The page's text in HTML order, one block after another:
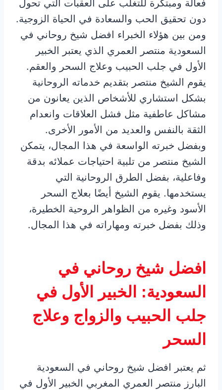
فعالة ومبتكرة للتغلب على العقبات التي تحول
دون تحقيق الحب والسعادة في الحياة الزوجية.
ومن بين هؤلاء الخبراء افضل شيخ روحاني في
السعودية منتصر العمري الذي يعتبر الخبير
الأول في جلب الحبيب وعلاج السحر والعقم.
يقوم الشيخ منتصر بتقديم خدماته الروحانية
بشكل استشاري للأشخاص الذين يعانون من
مشاكل عاطفية مثل فشل العلاقات وانعدام
الثقة بالنفس والعديد من الأمور الأخرى.
وبفضل خبرته الواسعة في هذا المجال، يتمكن
الشيخ منتصر من تلبية احتياجات عملائه بدقة
وفاعلية، بفضل الطرق الروحانية التي
يستخدمها. يقوم الشيخ أيضًا بعلاج السحر
الأسود وغيره من الظواهر الروحية الخطيرة،
وذلك بفضل خبرته ومهاراته في هذا المجال.
افضل شيخ روحاني في
السعودية: الخبير الأول في
جلب الحبيب والزواج وعلاج
السحر
ثم يعتبر افضل شيخ روحاني في السعودية
البارز منتصر العمري المغربي الخبير الأول في